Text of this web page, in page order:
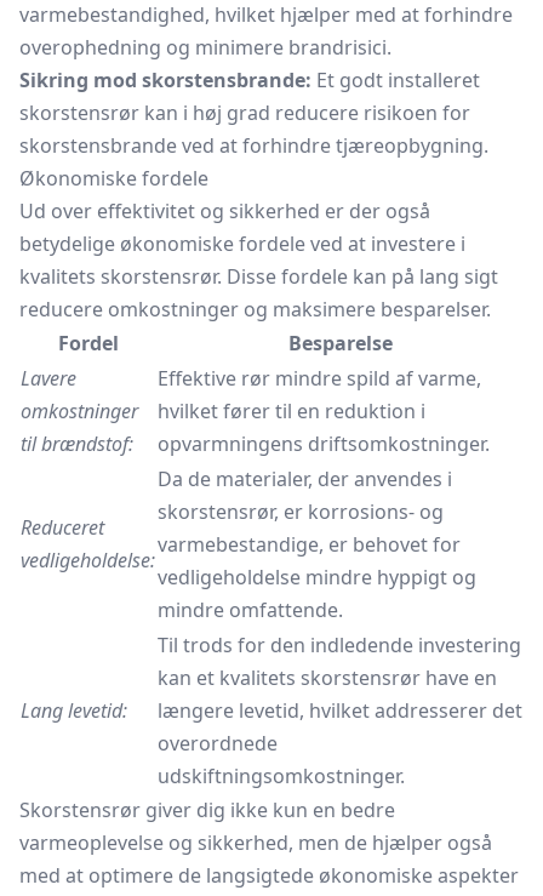
varmebestandighed, hvilket hjælper med at forhindre
overophedning og minimere brandrisici.
Sikring mod skorstensbrande: Et godt installeret
skorstensrør kan i høj grad reducere risikoen for
skorstensbrande ved at forhindre tjæreopbygning.
Økonomiske fordele
Ud over effektivitet og sikkerhed er der også
betydelige økonomiske fordele ved at investere i
kvalitets skorstensrør. Disse fordele kan på lang sigt
reducere omkostninger og maksimere besparelser.
Fordel
Besparelse
Lavere
omkostninger
til brændstof:
Effektive rør mindre spild af varme,
hvilket fører til en reduktion i
opvarmningens driftsomkostninger.
Reduceret
vedligeholdelse:
Da de materialer, der anvendes i
skorstensrør, er korrosions- og
varmebestandige, er behovet for
vedligeholdelse mindre hyppigt og
mindre omfattende.
Lang levetid:
Til trods for den indledende investering
kan et kvalitets skorstensrør have en
længere levetid, hvilket addresserer det
overordnede
udskiftningsomkostninger.
Skorstensrør giver dig ikke kun en bedre
varmeoplevelse og sikkerhed, men de hjælper også
med at optimere de langsigtede økonomiske aspekter